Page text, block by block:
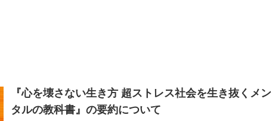
『心を壊さない生き方 超ストレス社会を生き抜くメン
タルの教科書』の要約について